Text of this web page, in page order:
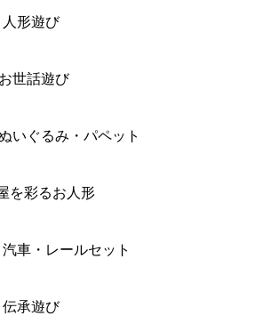
人形遊び
お世話遊び
いぐるみ・パペット
を彩るお人形
汽車・レールセット
伝承遊び